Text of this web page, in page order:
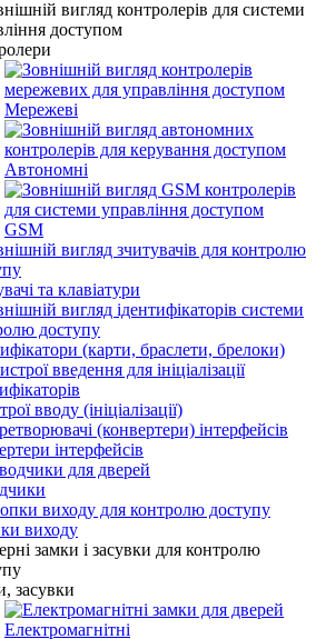
Мережеві
Автономні
GSM
та клавіатури
(карти, браслети, брелоки)
вводу (ініціалізації)
інтерфейсів
виходу
засувки
Електромагнітні